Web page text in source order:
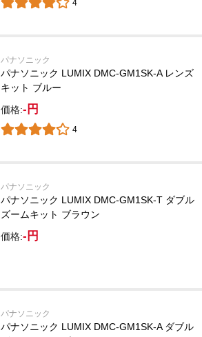
4
パナソニック
パナソニック LUMIX DMC-GM1SK-A レンズ
キット ブルー
価格:-円
4
パナソニック
パナソニック LUMIX DMC-GM1SK-T ダブル
ズームキット ブラウン
価格:-円
パナソニック
パナソニック LUMIX DMC-GM1SK-A ダブル